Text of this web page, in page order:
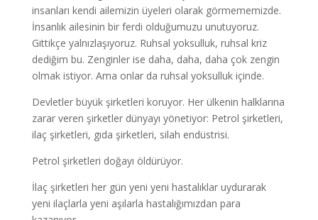
insanları kendi ailemizin üyeleri olarak görmememizde.
İnsanlık ailesinin bir ferdi olduğumuzu unutuyoruz.
Gittikçe yalnızlaşıyoruz. Ruhsal yoksulluk, ruhsal kriz
dediğim bu. Zenginler ise daha, daha, daha çok zengin
olmak istiyor. Ama onlar da ruhsal yoksulluk içinde.
Devletler büyük şirketleri koruyor. Her ülkenin halklarına
zarar veren şirketler dünyayı yönetiyor: Petrol şirketleri,
ilaç şirketleri, gıda şirketleri, silah endüstrisi.
Petrol şirketleri doğayı öldürüyor.
İlaç şirketleri her gün yeni yeni hastalıklar uydurarak
yeni ilaçlarla yeni aşılarla hastalığımızdan para